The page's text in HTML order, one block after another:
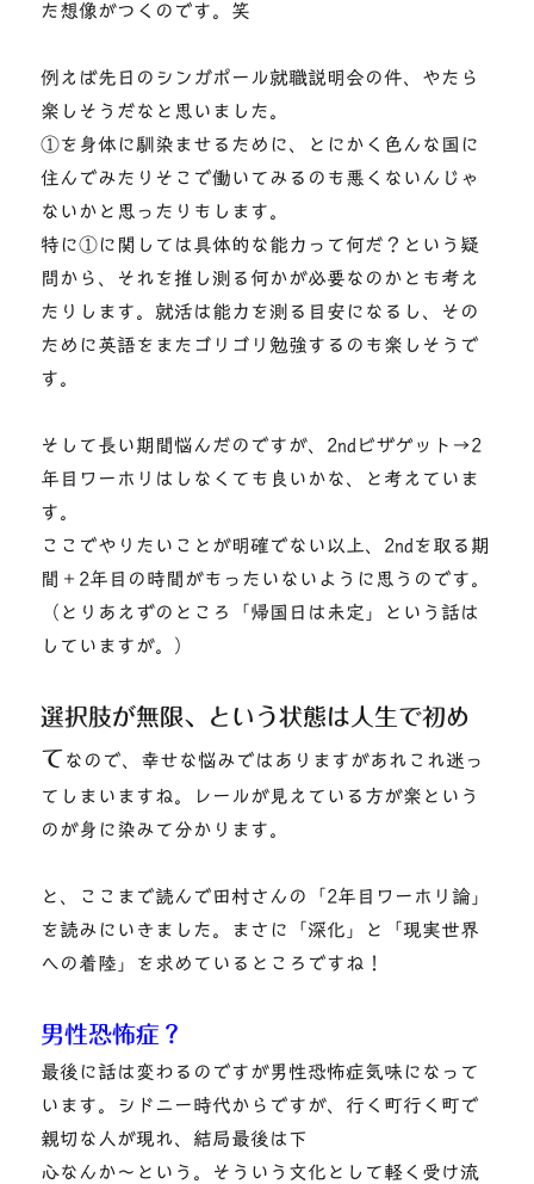
た想像がつくのです。笑
例えば先日のシンガポール就職説明会の件、やたら
楽しそうだなと思いました。
①を身体に馴染ませるために、とにかく色んな国に
住んでみたりそこで働いてみるのも悪くないんじゃ
ないかと思ったりもします。
特に①に関しては具体的な能力って何だ？という疑
問から、それを推し測る何かが必要なのかとも考え
たりします。就活は能力を測る目安になるし、その
ために英語をまたゴリゴリ勉強するのも楽しそうで
す。
そして長い期間悩んだのですが、2ndビザゲット→2
年目ワーホリはしなくても良いかな、と考えていま
す。
ここでやりたいことが明確でない以上、2ndを取る期
間＋2年目の時間がもったいないように思うのです。
（とりあえずのところ「帰国日は未定」という話は
していますが。）
選択肢が無限、という状態は人生で初め
て なので、幸せな悩みではありますがあれこれ迷っ
てしまいますね。レールが見えている方が楽という
のが身に染みて分かります。
と、ここまで読んで田村さんの「2年目ワーホリ論」
を読みにいきました。まさに「深化」と「現実世界
への着陸」を求めているところですね！
男性恐怖症？
最後に話は変わるのですが男性恐怖症気味になって
います。シドニー時代からですが、行く町行く町で
親切な人が現れ、結局最後は下
心なんか～という。そういう文化として軽く受け流